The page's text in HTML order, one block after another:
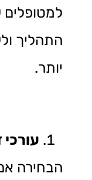
התהליך
יותר.
הבחירה